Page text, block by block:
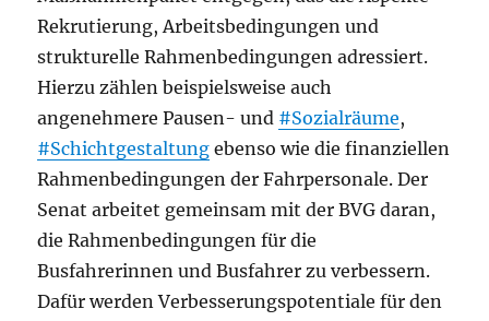
Rekrutierung, Arbeitsbedingungen und
strukturelle Rahmenbedingungen adressiert.
Hierzu zählen beispielsweise auch
angenehmere Pausen- und #Sozialräume,
#Schichtgestaltung ebenso wie die finanziellen
Rahmenbedingungen der Fahrpersonale. Der
Senat arbeitet gemeinsam mit der BVG daran,
die Rahmenbedingungen für die
Busfahrerinnen und Busfahrer zu verbessern.
Dafür werden Verbesserungspotentiale für den